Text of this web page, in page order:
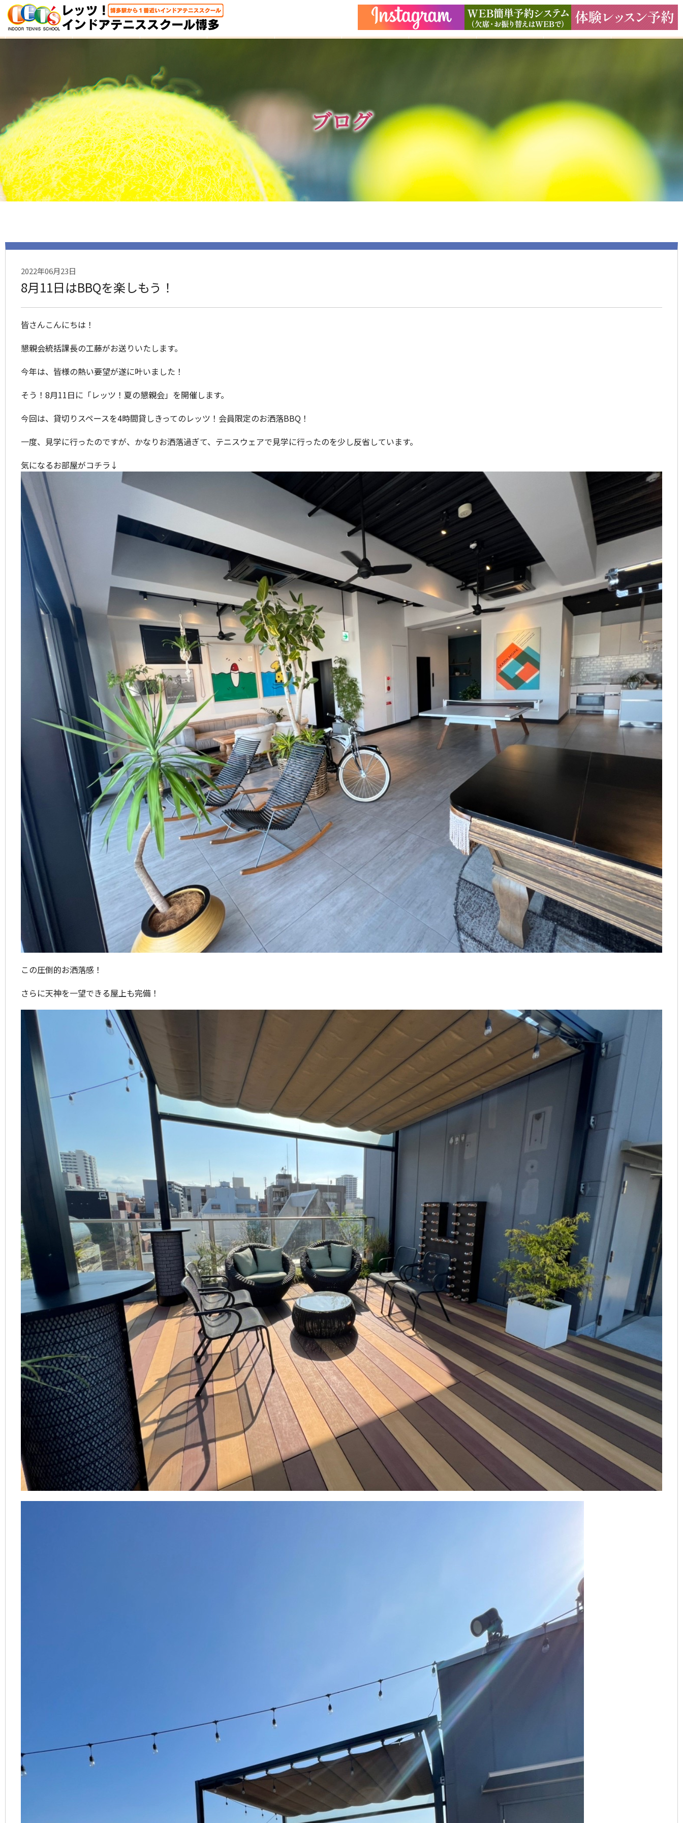
HOME 体験レッスン 大人クラス 子どもクラス イベント 施設ガイド ギャラリー アクセス よくある質問
ブログ
2022年06月23日
8月11日はBBQを楽しもう！
皆さんこんにちは！
懇親会統括課長の工藤がお送りいたします。
今年は、皆様の熱い要望が遂に叶いました！
そう！8月11日に「レッツ！夏の懇親会」を開催します。
今回は、貸切りスペースを4時間貸しきってのレッツ！会員限定のお洒落BBQ！
一度、見学に行ったのですが、かなりお洒落過ぎて、テニスウェアで見学に行ったのを少し反省しています。
気になるお部屋がコチラ↓
この圧倒的お洒落感！
さらに天神を一望できる屋上も完備！